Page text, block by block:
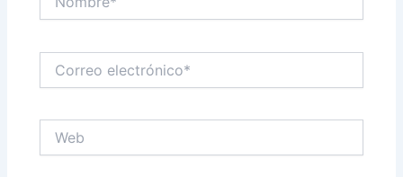
electrónico*